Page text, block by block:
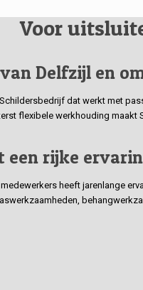
Voor
Delfzijl en
dat werkt met
flexibele werkhouding
een rijke
heeft jarenlange